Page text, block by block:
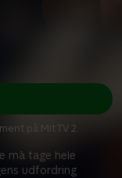
må tage hele
udfordring
på Mit TV 2.